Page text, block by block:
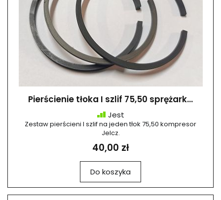
Pierścienie tłoka I szlif 75,50 sprężark...
Jest
Zestaw pierścieni I szlif na jeden tłok 75,50 kompresor
Jelcz.
40,00 zł
Do koszyka